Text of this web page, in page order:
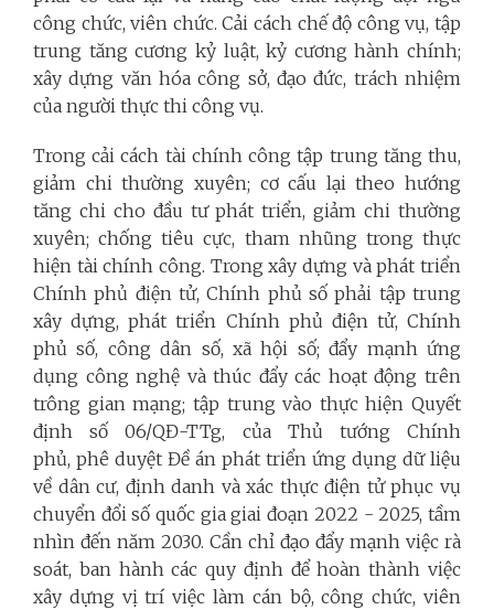
công chức, viên chức. Cải cách chế độ công vụ, tập
trung tăng cương kỷ luật, kỷ cương hành chính;
xây dựng văn hóa công sở, đạo đức, trách nhiệm
của người thực thi công vụ.
Trong cải cách tài chính công tập trung tăng thu,
giảm chi thường xuyên; cơ cấu lại theo hướng
tăng chi cho đầu tư phát triển, giảm chi thường
xuyên; chống tiêu cực, tham nhũng trong thực
hiện tài chính công. Trong xây dựng và phát triển
Chính phủ điện tử, Chính phủ số phải tập trung
xây dựng, phát triển Chính phủ điện tử, Chính
phủ số, công dân số, xã hội số; đẩy mạnh ứng
dụng công nghệ và thúc đẩy các hoạt động trên
trông gian mạng; tập trung vào thực hiện Quyết
định số 06/QĐ-TTg, của Thủ tướng Chính
phủ, phê duyệt Đề án phát triển ứng dụng dữ liệu
về dân cư, định danh và xác thực điện tử phục vụ
chuyển đổi số quốc gia giai đoạn 2022 - 2025, tầm
nhìn đến năm 2030. Cần chỉ đạo đẩy mạnh việc rà
soát, ban hành các quy định để hoàn thành việc
xây dựng vị trí việc làm cán bộ, công chức, viên